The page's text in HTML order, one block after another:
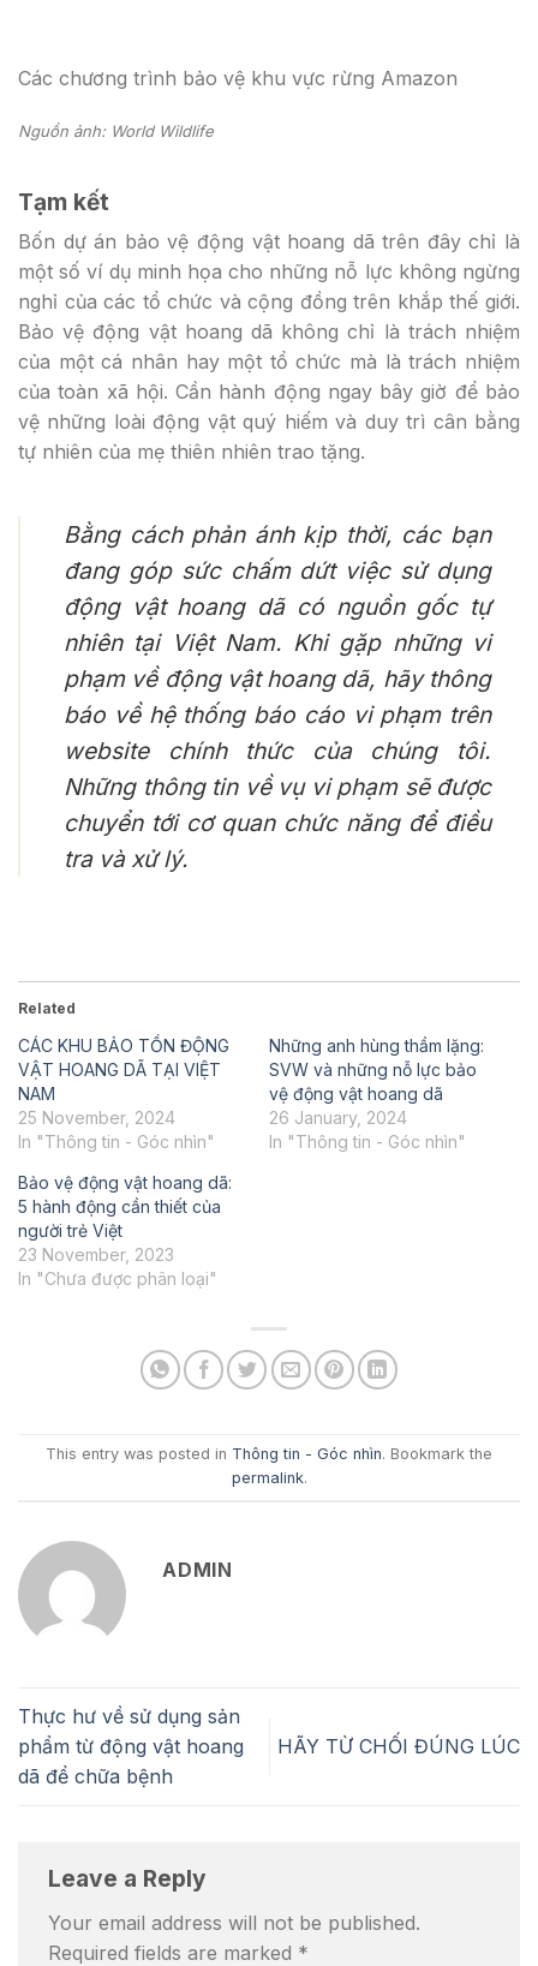
Các chương trình bảo vệ khu vực rừng Amazon
Nguồn ảnh: World Wildlife
Tạm kết
Bốn dự án bảo vệ động vật hoang dã trên đây chỉ là
một số ví dụ minh họa cho những nỗ lực không ngừng
nghỉ của các tổ chức và cộng đồng trên khắp thế giới.
Bảo vệ động vật hoang dã không chỉ là trách nhiệm
của một cá nhân hay một tổ chức mà là trách nhiệm
của toàn xã hội. Cần hành động ngay bây giờ để bảo
vệ những loài động vật quý hiếm và duy trì cân bằng
tự nhiên của mẹ thiên nhiên trao tặng.
Bằng cách phản ánh kịp thời, các bạn
đang góp sức chấm dứt việc sử dụng
động vật hoang dã có nguồn gốc tự
nhiên tại Việt Nam. Khi gặp những vi
phạm về động vật hoang dã, hãy thông
báo về hệ thống báo cáo vi phạm trên
website chính thức của chúng tôi.
Những thông tin về vụ vi phạm sẽ được
chuyển tới cơ quan chức năng để điều
tra và xử lý.
Related
CÁC KHU BẢO TỒN ĐỘNG
VẬT HOANG DÃ TẠI VIỆT
NAM
25 November, 2024
In "Thông tin - Góc nhìn"
Những anh hùng thầm lặng:
SVW và những nỗ lực bảo
vệ động vật hoang dã
26 January, 2024
In "Thông tin - Góc nhìn"
Bảo vệ động vật hoang dã:
5 hành động cần thiết của
người trẻ Việt
23 November, 2023
In "Chưa được phân loại"
This entry was posted in Thông tin - Góc nhìn. Bookmark the
permalink.
ADMIN
Thực hư về sử dụng sản
phẩm từ động vật hoang
dã để chữa bệnh
HÃY TỪ CHỐI ĐÚNG LÚC
Leave a Reply
Your email address will not be published.
Required fields are marked *